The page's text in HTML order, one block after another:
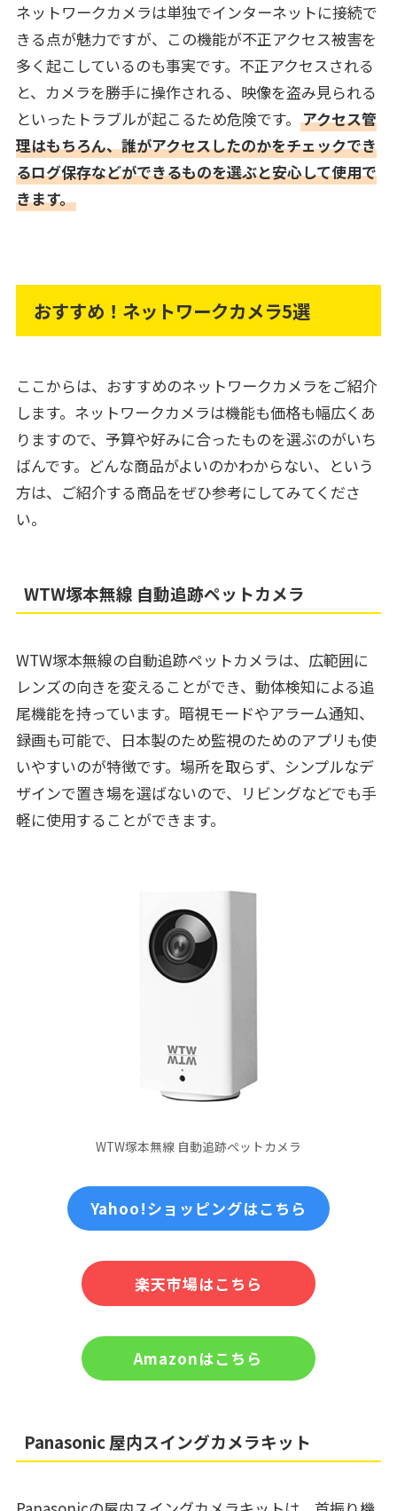
ネットワークカメラは単独でインターネットに接続で
きる点が魅力ですが、この機能が不正アクセス被害を
多く起こしているのも事実です。不正アクセスされる
と、カメラを勝手に操作される、映像を盗み見られる
といったトラブルが起こるため危険です。 アクセス管
理はもちろん、誰がアクセスしたのかをチェックでき
るログ保存などができるものを選ぶと安心して使用で
きます。
おすすめ！ネットワークカメラ5選
ここからは、おすすめのネットワークカメラをご紹介
します。ネットワークカメラは機能も価格も幅広くあ
りますので、予算や好みに合ったものを選ぶのがいち
ばんです。どんな商品がよいのかわからない、という
方は、ご紹介する商品をぜひ参考にしてみてくださ
い。
WTW塚本無線 自動追跡ペットカメラ
WTW塚本無線の自動追跡ペットカメラは、広範囲に
レンズの向きを変えることができ、動体検知による追
尾機能を持っています。暗視モードやアラーム通知、
録画も可能で、日本製のため監視のためのアプリも使
いやすいのが特徴です。場所を取らず、シンプルなデ
ザインで置き場を選ばないので、リビングなどでも手
軽に使用することができます。
WTW塚本無線 自動追跡ペットカメラ
Yahoo!ショッピングはこちら
楽天市場はこちら
Amazonはこちら
Panasonic 屋内スイングカメラキット